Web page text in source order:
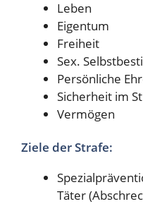
Leben
Eigentum
Freiheit
Sex.
Persönliche
Sicherheit im
Vermögen
Ziele der Strafe:
Täter